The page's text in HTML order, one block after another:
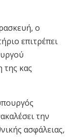
ο
επιτρέπει
της κας
την
ασφάλειας,